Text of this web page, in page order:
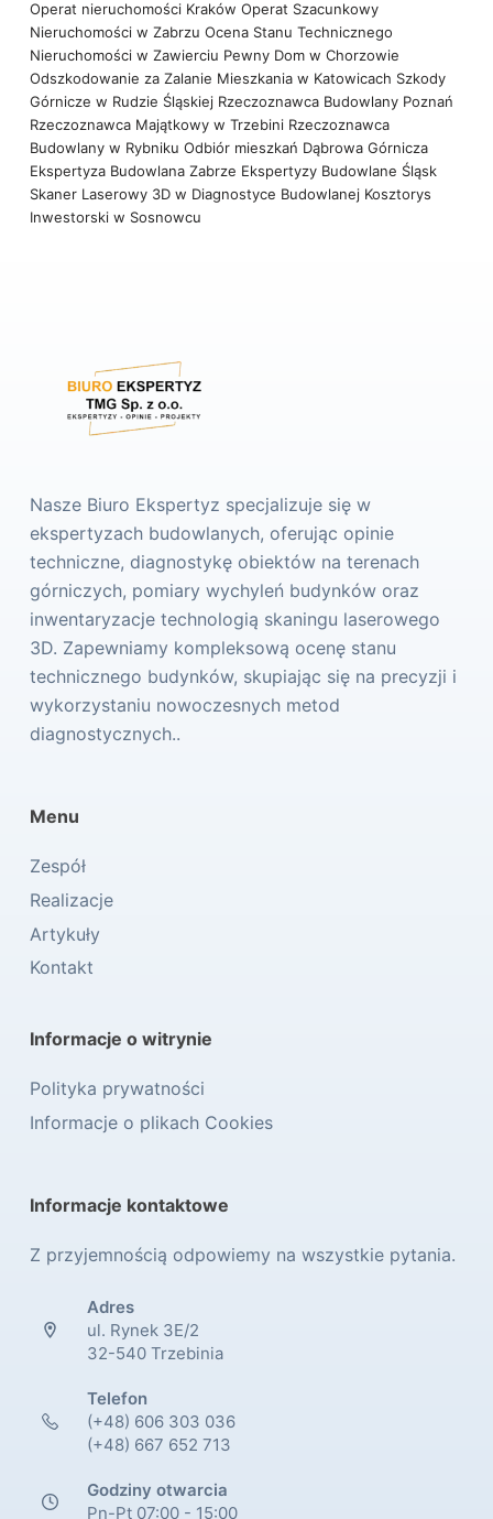
Operat nieruchomości Kraków Operat Szacunkowy
Nieruchomości w Zabrzu Ocena Stanu Technicznego
Nieruchomości w Zawierciu Pewny Dom w Chorzowie
Odszkodowanie za Zalanie Mieszkania w Katowicach Szkody
Górnicze w Rudzie Śląskiej Rzeczoznawca Budowlany Poznań
Rzeczoznawca Majątkowy w Trzebini Rzeczoznawca
Budowlany w Rybniku Odbiór mieszkań Dąbrowa Górnicza
Ekspertyza Budowlana Zabrze Ekspertyzy Budowlane Śląsk
Skaner Laserowy 3D w Diagnostyce Budowlanej Kosztorys
Inwestorski w Sosnowcu
Nasze Biuro Ekspertyz specjalizuje się w
ekspertyzach budowlanych, oferując opinie
techniczne, diagnostykę obiektów na terenach
górniczych, pomiary wychyleń budynków oraz
inwentaryzacje technologią skaningu laserowego
3D. Zapewniamy kompleksową ocenę stanu
technicznego budynków, skupiając się na precyzji i
wykorzystaniu nowoczesnych metod
diagnostycznych..
Menu
Zespół
Realizacje
Artykuły
Kontakt
Informacje o witrynie
Polityka prywatności
Informacje o plikach Cookies
Informacje kontaktowe
Z przyjemnością odpowiemy na wszystkie pytania.
Adres
ul. Rynek 3E/2
32-540 Trzebinia
Telefon
(+48) 606 303 036
(+48) 667 652 713
Godziny otwarcia
Pn-Pt 07:00 - 15:00